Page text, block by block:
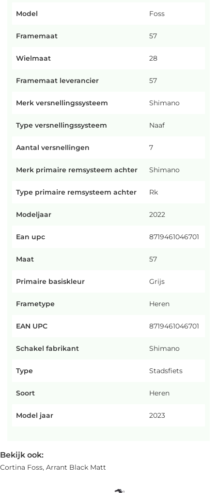
Model Foss
Framemaat 57
Wielmaat 28
Framemaat leverancier 57
Merk versnellingssysteem Shimano
Type versnellingssysteem Naaf
Aantal versnellingen 7
Merk primaire remsysteem achter Shimano
Type primaire remsysteem achter Rk
Modeljaar 2022
Ean upc 8719461046701
Maat 57
Primaire basiskleur Grijs
Frametype Heren
EAN UPC 8719461046701
Schakel fabrikant Shimano
Type Stadsfiets
Soort Heren
Model jaar 2023
Bekijk ook:
Cortina Foss, Arrant Black Matt